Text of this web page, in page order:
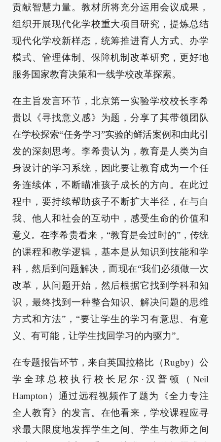
贡献智慧力量。教材所将充分运用会议成果，
组织开展现代化学校重大项目研究，提炼总结
现代化学校新样态，统筹推进育人方式、办学
模式、管理体制、保障机制改革研究，更好地
服务国家教育决策和一线学校改革探索。
在主旨发言环节，北京第一实验学校校长李希
贵以《寻找意义感》为题，分享了其带领团队
在学校探索“任务学习”实验的鲜活案例和由此引
发的深刻思考。李希贵认为，教育是人类为自
身设计的学习系统，因此要让教育成为一个任
务连续体，不断瞄准孩子成长的方向。在此过
程中，要持续帮助孩子不断扩大半径，在与自
我、他人和社会的互动中，感受生命的价值和
意义。在李希贵看来，“教育是会过时的”，传统
的课程和教学逻辑，基本是从知识到技能和学
科，然后到问题解决，而现在“我们必须做一次
改革，从问题开始，然后根据它找到学科和知
识，最终找到一种整合知识、解决问题的思维
方式和方法”，“要让学生的学习有意思、有意
义、有可能，让学生找回学习的内驱力”。
在专题报告环节，来自英国拉格比（Rugby）公
学全球总校执行校长尼尔·汉普顿（Neil
Hampton）通过远程视频作了题为《全力专注
全人教育》的发言。在他看来，学校课程应寻
求最大限度地发挥学生之间、学生与教师之间